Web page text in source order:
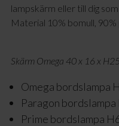
lampskärm eller till dig
Material 10% bomull,
Skärm Omega 40 x 16 x
Omega bordslampa
Paragon bordslampa
Prime bordslampa